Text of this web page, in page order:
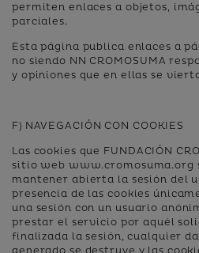
permiten enlaces a objetos,
parciales.
Esta página publica enlaces a
no siendo NN CROMOSUMA
y opiniones que en ellas se
F) NAVEGACIÓN CON COOKIES
Las cookies que FUNDACIÓN
sitio web www.cromosuma.org
mantener abierta la sesión del
presencia de las cookies
una sesión con un usuario
prestar el servicio por aquél
finalizada la sesión, cualquier